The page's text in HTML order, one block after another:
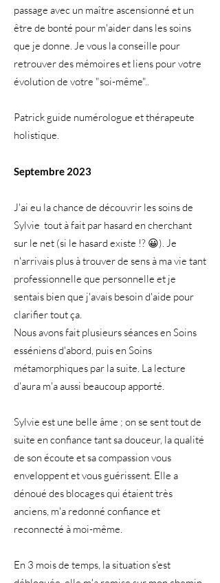
passage avec un maître ascensionné et un
être de bonté pour m'aider dans les soins
que je donne. Je vous la conseille pour
retrouver des mémoires et liens pour votre
évolution de votre "soi-même"..
Patrick guide numérologue et thérapeute
holistique.
Septembre 2023
J'ai eu la chance de découvrir les soins de
Sylvie tout à fait par hasard en cherchant
sur le net (si le hasard existe !? 😀). Je
n'arrivais plus à trouver de sens à ma vie tant
professionnelle que personnelle et je
sentais bien que j'avais besoin d'aide pour
clarifier tout ça.
Nous avons fait plusieurs séances en Soins
esséniens d'abord, puis en Soins
métamorphiques par la suite. La lecture
d'aura m'a aussi beaucoup apporté.
Sylvie est une belle âme ; on se sent tout de
suite en confiance tant sa douceur, la qualité
de son écoute et sa compassion vous
enveloppent et vous guérissent. Elle a
dénoué des blocages qui étaient très
anciens, m'a redonné confiance et
reconnecté à moi-même.
En 3 mois de temps, la situation s'est